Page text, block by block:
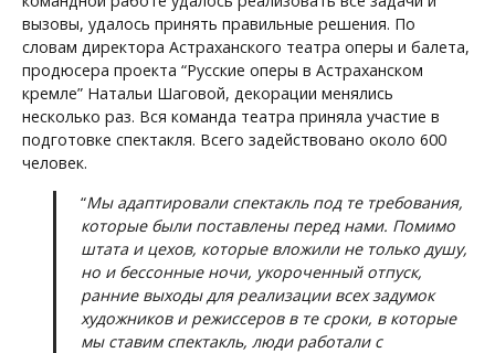
вызовы, удалось принять правильные решения. По
словам директора Астраханского театра оперы и балета,
продюсера проекта “Русские оперы в Астраханском
кремле” Натальи Шаговой, декорации менялись
несколько раз. Вся команда театра приняла участие в
подготовке спектакля. Всего задействовано около 600
человек.
“Мы адаптировали спектакль под те требования,
которые были поставлены перед нами. Помимо
штата и цехов, которые вложили не только душу,
но и бессонные ночи, укороченный отпуск,
ранние выходы для реализации всех задумок
художников и режиссеров в те сроки, в которые
мы ставим спектакль, люди работали с